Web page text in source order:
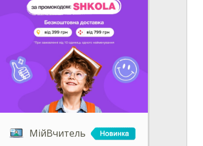
МійВчитель